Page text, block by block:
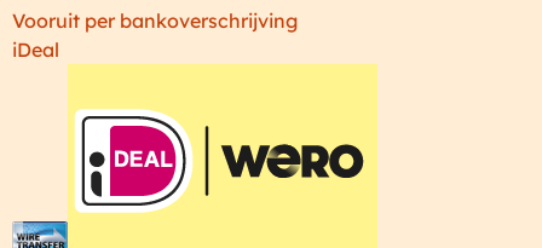
Vooruit per bankoverschrijving
iDeal